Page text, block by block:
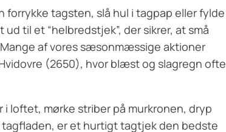
forrykke tagsten, slå hul i tagpap eller fylde
til et “helbredstjek”, der sikrer, at små
af vores sæsonmæssige aktioner
(2650), hvor blæst og slagregn ofte
i loftet, mørke striber på murkronen, dryp
er et hurtigt tagtjek den bedste